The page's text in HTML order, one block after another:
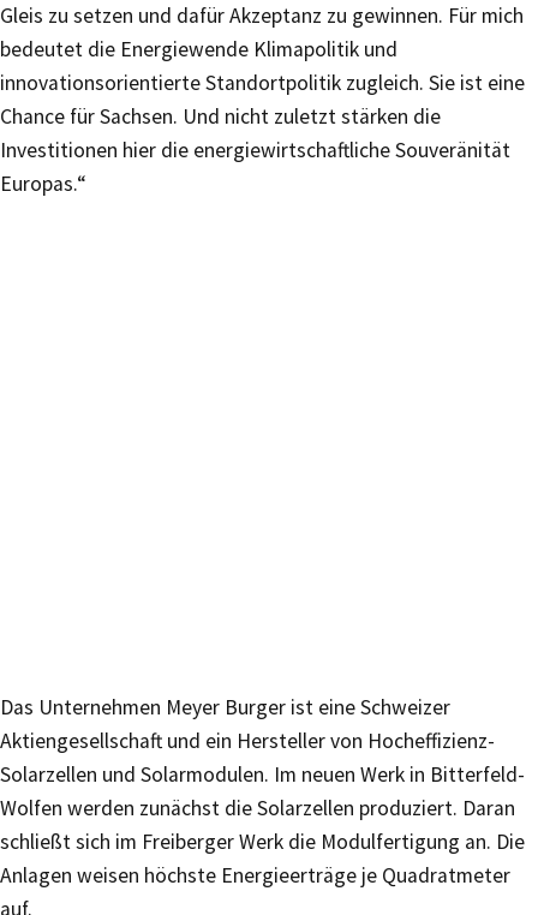
Gleis zu setzen und dafür Akzeptanz zu gewinnen. Für mich
bedeutet die Energiewende Klimapolitik und
innovationsorientierte Standortpolitik zugleich. Sie ist eine
Chance für Sachsen. Und nicht zuletzt stärken die
Investitionen hier die energiewirtschaftliche Souveränität
Europas.“
Das Unternehmen Meyer Burger ist eine Schweizer
Aktiengesellschaft und ein Hersteller von Hocheffizienz-
Solarzellen und Solarmodulen. Im neuen Werk in Bitterfeld-
Wolfen werden zunächst die Solarzellen produziert. Daran
schließt sich im Freiberger Werk die Modulfertigung an. Die
Anlagen weisen höchste Energieerträge je Quadratmeter
auf.